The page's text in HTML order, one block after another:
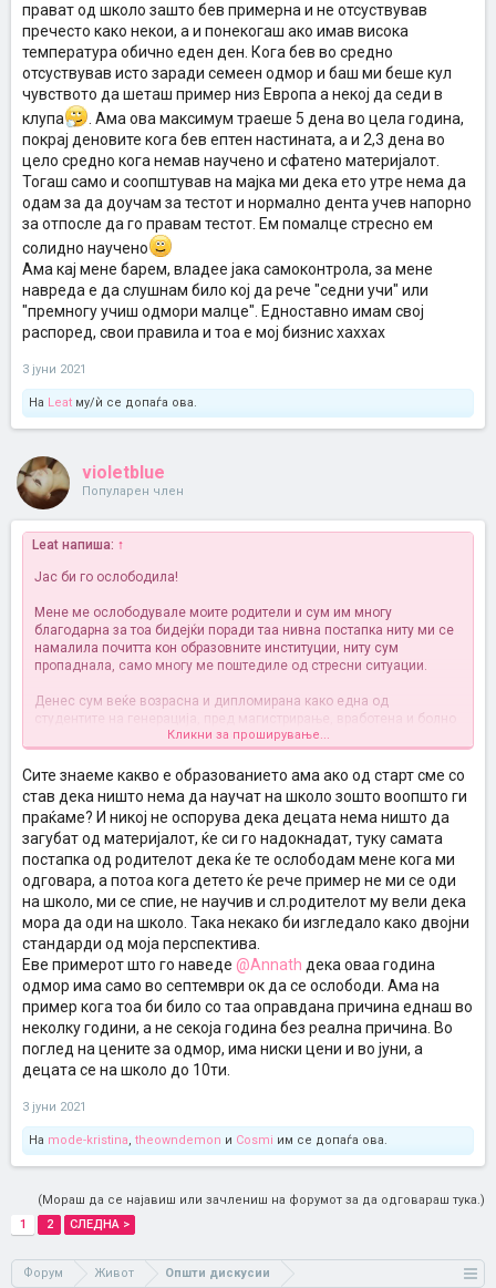
прават од школо зашто бев примерна и не отсуствував
пречесто како некои, а и понекогаш ако имав висока
температура обично еден ден. Кога бев во средно
отсуствував исто заради семеен одмор и баш ми беше кул
чувството да шеташ пример низ Европа а некој да седи в
клупа
. Ама ова максимум траеше 5 дена во цела година,
покрај деновите кога бев ептен настината, а и 2,3 дена во
цело средно кога немав научено и сфатено материјалот.
Тогаш само и соопштував на мајка ми дека ето утре нема да
одам за да доучам за тестот и нормално дента учев напорно
за отпосле да го правам тестот. Ем помалце стресно ем
солидно научено
Ама кај мене барем, владее јака самоконтрола, за мене
навреда е да слушнам било кој да рече "седни учи" или
"премногу учиш одмори малце". Едноставно имам свој
распоред, свои правила и тоа е мој бизнис хаххах
3 јуни 2021
На Leat му/ѝ се допаѓа ова.
violetblue
Популарен член
Leat напиша: ↑
Јас би го ослободила!
Мене ме ослободувале моите родители и сум им многу
благодарна за тоа бидејќи поради таа нивна постапка ниту ми се
намалила почитта кон образовните институции, ниту сум
пропаднала, само многу ме поштедиле од стресни ситуации.
Денес сум веќе возрасна и дипломирана како една од
студентите на генерација, пред магистрирање, вработена и болно
Пак ќе речам јас би ги ослободувала и кога не им е денот и кога
не се спремни за одговарање под услов за следниот пат да
научат! Ова особено важи за средношколци! Ајде основното до
негде е и значајно за обликувње и поставување основи кај
детето ама средно... За ништо не вреди денес, ништо посебно
нема да загубат ако отсуствуваат некој ден!
Кликни за проширување...
Сите знаеме какво е образованието ама ако од старт сме со
став дека ништо нема да научат на школо зошто воопшто ги
праќаме? И никој не оспорува дека децата нема ништо да
загубат од материјалот, ќе си го надокнадат, туку самата
постапка од родителот дека ќе те ослободам мене кога ми
одговара, а потоа кога детето ќе рече пример не ми се оди
на школо, ми се спие, не научив и сл.родителот му вели дека
мора да оди на школо. Така некако би изгледало како двојни
стандарди од моја перспектива.
Еве примерот што го наведе @Annath дека оваа година
одмор има само во септември ок да се ослободи. Ама на
пример кога тоа би било со таа оправдана причина еднаш во
неколку години, а не секоја година без реална причина. Во
поглед на цените за одмор, има ниски цени и во јуни, а
децата се на школо до 10ти.
3 јуни 2021
На mode-kristina, theowndemon и Cosmi им се допаѓа ова.
(Мораш да се најавиш или зачлениш на форумот за да одговараш тука.)
1
2 СЛЕДНА >
Форум Живот Општи дискусии